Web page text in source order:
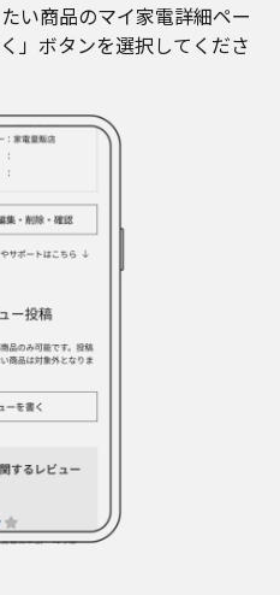
い商品のマイ家電詳細ペー
」ボタンを選択してくださ